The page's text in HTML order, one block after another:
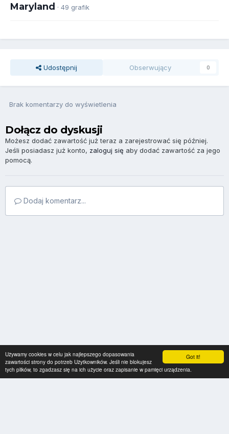
Got it!
Używamy cookies w celu jak najlepszego dopasowania
zawartości strony do potrzeb Użytkowników. Jeśli nie blokujesz
tych plików, to zgadzasz się na ich użycie oraz zapisanie w pamięci urządzenia.
Maryland · 49 grafik
Udostępnij Obserwujący 0
Brak komentarzy do wyświetlenia
Dołącz do dyskusji
Możesz dodać zawartość już teraz a zarejestrować się później.
Jeśli posiadasz już konto, zaloguj się aby dodać zawartość za jego
pomocą.
Dodaj komentarz...